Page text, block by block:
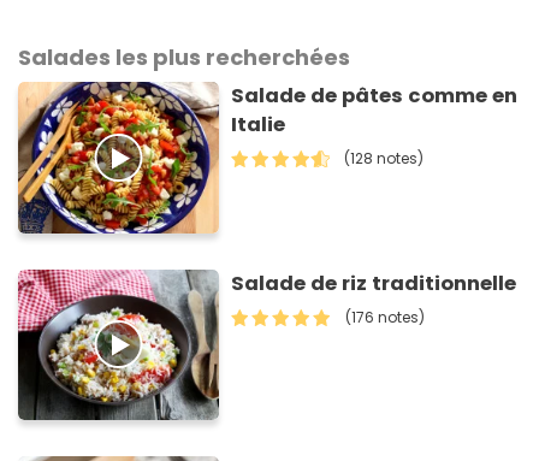
Salades les plus recherchées
Salade de pâtes comme en
Italie
(128 notes)
Salade de riz traditionnelle
(176 notes)